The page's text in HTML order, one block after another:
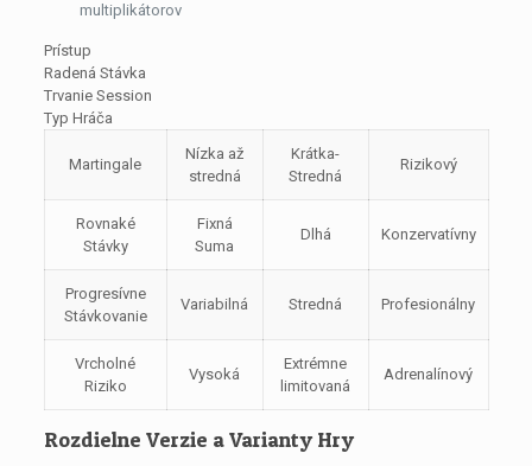
multiplikátorov
Prístup
Radená Stávka
Trvanie Session
Typ Hráča
Martingale
Nízka až
stredná
Krátka-
Stredná
Rizikový
Rovnaké
Stávky
Fixná
Suma
Dlhá Konzervatívny
Progresívne
Stávkovanie
Variabilná Stredná Profesionálny
Vrcholné
Riziko
Vysoká
Extrémne
limitovaná
Adrenalínový
Rozdielne Verzie a Varianty Hry